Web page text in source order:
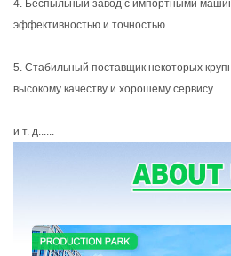
4. Беспыльный завод с импортными
эффективностью и точностью.
5. Стабильный поставщик некоторых
высокому качеству и хорошему сервису.
и т. д......